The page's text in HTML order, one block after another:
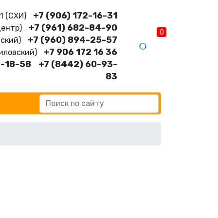
(CХИ) +7 (906) 172-16-31
+7 (961) 682-84-90
+7 (960) 894-25-57
+7 906 172 16 36
18-58
+7 (8442) 60-93-
83
0